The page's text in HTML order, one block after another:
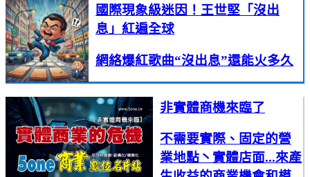
國際現象級迷因！王世堅「沒出
息」紅遍全球
網絡爆紅歌曲“沒出息”還能火多久
非實體商機來臨了
不需要實際、固定的營
業地點丶實體店面...來產